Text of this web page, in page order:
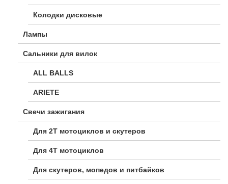
Колодки дисковые
Лампы
Сальники для вилок
ALL BALLS
ARIETE
Свечи зажигания
Для 2Т мотоциклов и скутеров
Для 4Т мотоциклов
Для скутеров, мопедов и питбайков